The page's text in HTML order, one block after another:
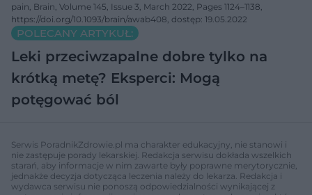
pain, Brain, Volume 145, Issue 3, March 2022, Pages 1124–1138,
https://doi.org/10.1093/brain/awab408, dostęp: 19.05.2022
POLECANY ARTYKUŁ:
Leki przeciwzapalne dobre tylko na
krótką metę? Eksperci: Mogą
potęgować ból
Serwis PoradnikZdrowie.pl ma charakter edukacyjny, nie stanowi i
nie zastępuje porady lekarskiej. Redakcja serwisu dokłada wszelkich
starań, aby informacje w nim zawarte były poprawne merytorycznie,
jednakże decyzja dotycząca leczenia należy do lekarza. Redakcja i
wydawca serwisu nie ponoszą odpowiedzialności wynikającej z